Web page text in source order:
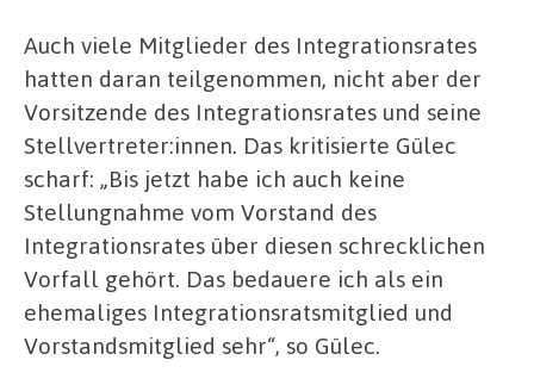
Auch viele Mitglieder des Integrationsrates
hatten daran teilgenommen, nicht aber der
Vorsitzende des Integrationsrates und seine
Stellvertreter:innen. Das kritisierte Gülec
scharf: „Bis jetzt habe ich auch keine
Stellungnahme vom Vorstand des
Integrationsrates über diesen schrecklichen
Vorfall gehört. Das bedauere ich als ein
ehemaliges Integrationsratsmitglied und
Vorstandsmitglied sehr“, so Gülec.